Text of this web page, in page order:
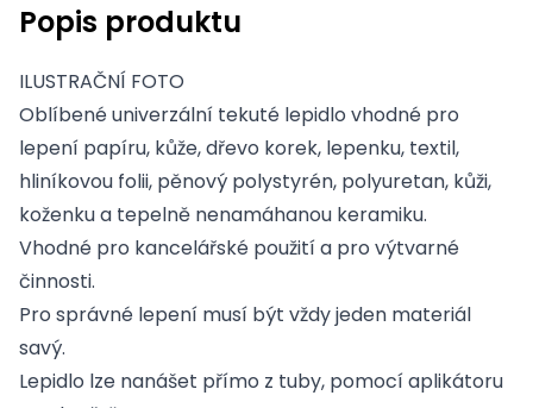
Popis produktu
ILUSTRAČNÍ FOTO
Oblíbené univerzální tekuté lepidlo vhodné pro
lepení papíru, kůže, dřevo korek, lepenku, textil,
hliníkovou folii, pěnový polystyrén, polyuretan, kůži,
koženku a tepelně nenamáhanou keramiku.
Vhodné pro kancelářské použití a pro výtvarné
činnosti.
Pro správné lepení musí být vždy jeden materiál
savý.
Lepidlo lze nanášet přímo z tuby, pomocí aplikátoru